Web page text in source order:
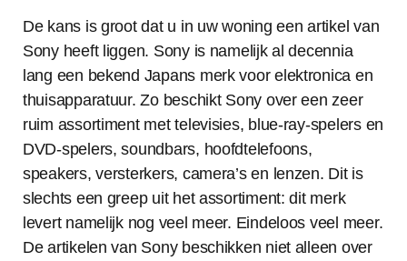
De kans is groot dat u in uw woning een artikel van
Sony heeft liggen. Sony is namelijk al decennia
lang een bekend Japans merk voor elektronica en
thuisapparatuur. Zo beschikt Sony over een zeer
ruim assortiment met televisies, blue-ray-spelers en
DVD-spelers, soundbars, hoofdtelefoons,
speakers, versterkers, camera’s en lenzen. Dit is
slechts een greep uit het assortiment: dit merk
levert namelijk nog veel meer. Eindeloos veel meer.
De artikelen van Sony beschikken niet alleen over